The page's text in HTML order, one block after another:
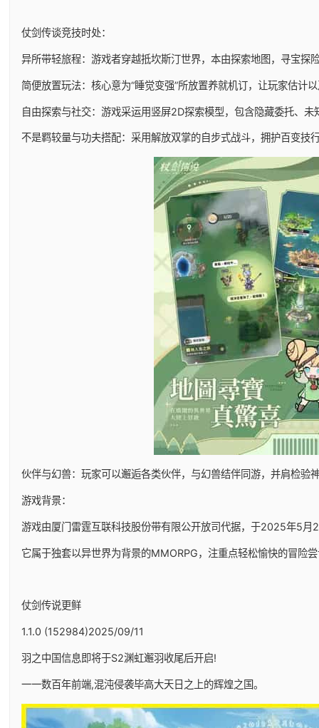
仗剑传谈竞技时处：
异所带轻旅程：游戏者穿越抵坎斯汀世界，本由探索地图，寻宝探
简便放置玩法：核心意为“睡觉变强”所放置养就机订，让玩家估计
自由探索与社交：游戏采运用竖屏2D探索模型，包含隐藏委托、
不是羁较量与功夫搭配：采用解放双掌的自步式战斗，拥护百变技
伙伴与幻兽：玩家可以邂逅各类伙伴，与幻兽结伴同游，并肩检验
游戏背景：
游戏由厦门雷霆互联科技股份带有限公开放司代据，于2025年5
它属于独套以异世界为背景的MMORPG，注重点轻松愉快的冒险
仗剑传说更鲜
1.1.0 (152984)2025/09/11
羽之中国信息即将于S2渊虹邂羽收尾后开启!
一一数百年前端,混沌侵袭毕高大天日之上的辉煌之国。